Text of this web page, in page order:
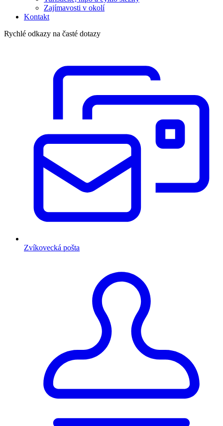
Zajímavosti v okolí
Kontakt
Rychlé odkazy na časté dotazy
Zvíkovecká pošta